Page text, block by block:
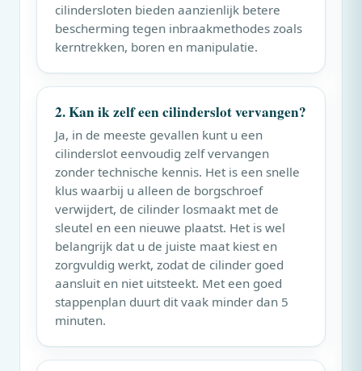
cilindersloten bieden aanzienlijk betere
bescherming tegen inbraakmethodes zoals
kerntrekken, boren en manipulatie.
2. Kan ik zelf een cilinderslot vervangen?
Ja, in de meeste gevallen kunt u een
cilinderslot eenvoudig zelf vervangen
zonder technische kennis. Het is een snelle
klus waarbij u alleen de borgschroef
verwijdert, de cilinder losmaakt met de
sleutel en een nieuwe plaatst. Het is wel
belangrijk dat u de juiste maat kiest en
zorgvuldig werkt, zodat de cilinder goed
aansluit en niet uitsteekt. Met een goed
stappenplan duurt dit vaak minder dan 5
minuten.